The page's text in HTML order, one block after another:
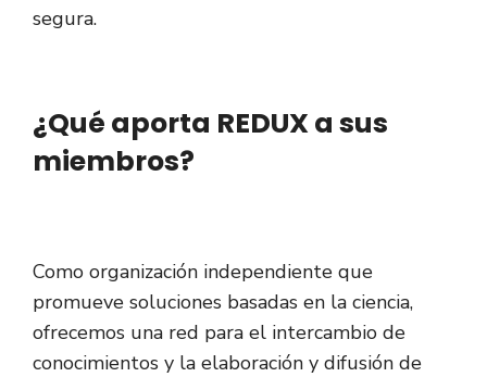
segura.
¿Qué aporta REDUX a sus
miembros?
Como organización independiente que
promueve soluciones basadas en la ciencia,
ofrecemos una red para el intercambio de
conocimientos y la elaboración y difusión de